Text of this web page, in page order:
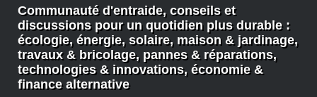
Communauté d'entraide, conseils et
discussions pour un quotidien plus durable :
écologie, énergie, solaire, maison & jardinage,
travaux & bricolage, pannes & réparations,
technologies & innovations, économie &
finance alternative